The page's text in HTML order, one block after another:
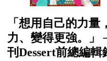
「想用自己的力
力、變得更強。」
刊Dessert前總編輯